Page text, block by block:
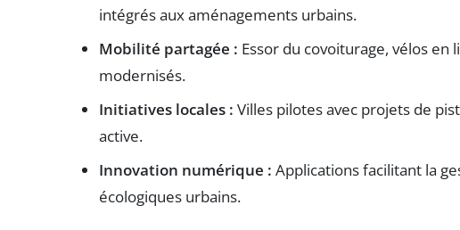
intégrés aux aménagements urbains.
Mobilité partagée : Essor du covoiturage, vélos
modernisés.
Initiatives locales : Villes pilotes avec projets de
active.
Innovation numérique : Applications facilitant la
écologiques urbains.